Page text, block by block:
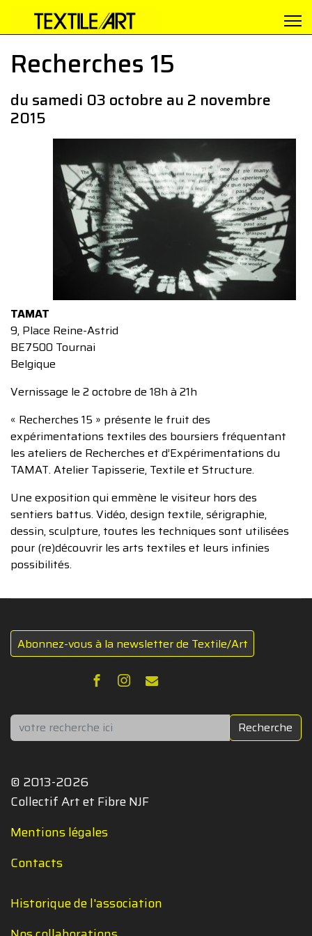
Recherches 15
du samedi 03 octobre au 2 novembre
2015
TAMAT
9, Place Reine-Astrid
BE7500 Tournai
Belgique
Vernissage le 2 octobre de 18h à 21h
« Recherches 15 » présente le fruit des
expérimentations textiles des boursiers fréquentant
les ateliers de Recherches et d’Expérimentations du
TAMAT. Atelier Tapisserie, Textile et Structure.
Une exposition qui emmène le visiteur hors des
sentiers battus. Vidéo, design textile, sérigraphie,
dessin, sculpture, toutes les techniques sont utilisées
pour (re)découvrir les arts textiles et leurs infinies
possibilités.
Abonnez-vous à la newsletter de Textile/Art
Rechercher Recherche
© 2013-2026
Collectif Art et Fibre NJF
Mentions légales
Contacts
Historique de l'association